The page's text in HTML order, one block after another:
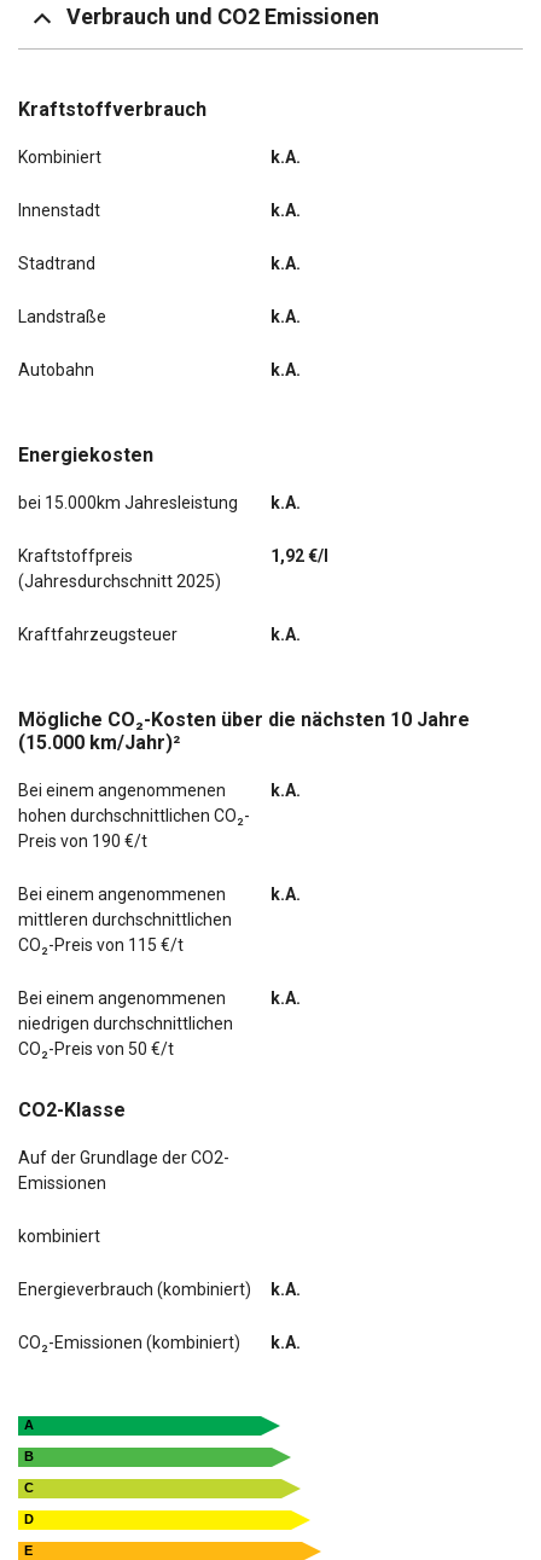
Verbrauch und CO2 Emissionen
Kraftstoffverbrauch
Kombiniert k.A.
Innenstadt k.A.
Stadtrand k.A.
Landstraße k.A.
Autobahn k.A.
Energiekosten
bei 15.000km Jahresleistung k.A.
Kraftstoffpreis
(Jahresdurchschnitt 2025)
1,92 €/l
Kraftfahrzeugsteuer k.A.
Mögliche CO₂-Kosten über die nächsten 10 Jahre
(15.000 km/Jahr)²
Bei einem angenommenen
hohen durchschnittlichen CO₂-
Preis von 190 €/t
k.A.
Bei einem angenommenen
mittleren durchschnittlichen
CO₂-Preis von 115 €/t
k.A.
Bei einem angenommenen
niedrigen durchschnittlichen
CO₂-Preis von 50 €/t
k.A.
CO2-Klasse
Auf der Grundlage der CO2-
Emissionen
kombiniert
Energieverbrauch (kombiniert) k.A.
CO₂-Emissionen (kombiniert) k.A.
A
B
C
D
E